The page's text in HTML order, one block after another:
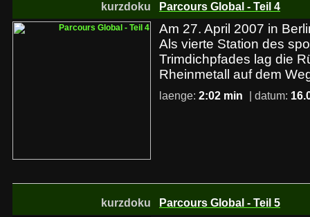
kurzdoku Parcours Global - Teil 4
Am 27. April 2007 in
Als vierte Station des
Trimdichpfades lag die
Rheinmetall auf dem
laenge: 2:02 min | datum:
kurzdoku Parcours Global - Teil 5